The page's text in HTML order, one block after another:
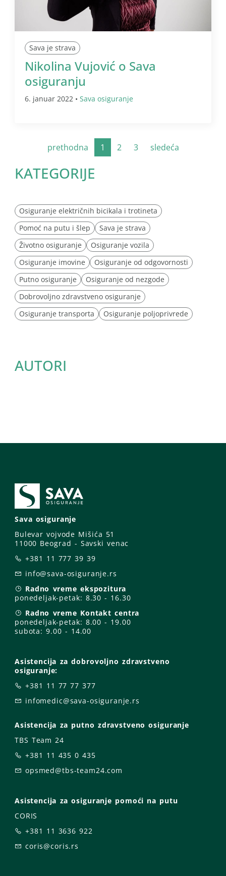
Sava je strava
Nikolina Vujović o Sava
osiguranju
6. januar 2022 • Sava osiguranje
prethodna 1 2 3 sledeća
KATEGORIJE
Osiguranje električnih bicikala i trotineta
Pomoć na putu i šlep
Sava je strava
Životno osiguranje
Osiguranje vozila
Osiguranje imovine
Osiguranje od odgovornosti
Putno osiguranje
Osiguranje od nezgode
Dobrovoljno zdravstveno osiguranje
Osiguranje transporta
Osiguranje poljoprivrede
AUTORI
Sava osiguranje
Bulevar vojvode Mišića 51
11000 Beograd - Savski venac
+381 11 777 39 39
info@sava-osiguranje.rs
Radno vreme ekspozitura
ponedeljak-petak: 8.30 - 16.30
Radno vreme Kontakt centra
ponedeljak-petak: 8.00 - 19.00
subota: 9.00 - 14.00
Asistencija za dobrovoljno zdravstveno
osiguranje:
+381 11 77 77 377
infomedic@sava-osiguranje.rs
Asistencija za putno zdravstveno osiguranje
TBS Team 24
+381 11 435 0 435
opsmed@tbs-team24.com
Asistencija za osiguranje pomoći na putu
CORIS
+381 11 3636 922
coris@coris.rs